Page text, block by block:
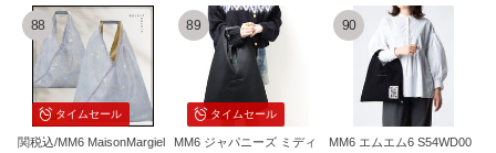
タイムセール
88
関税込/MM6 MaisonMargiel
タイムセール
89
MM6 ジャパニーズ ミディ
90
MM6 エムエム6 S54WD00